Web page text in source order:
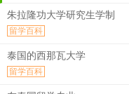
朱拉隆功大学研究生学制
留学百科
泰国的西那瓦大学
留学百科